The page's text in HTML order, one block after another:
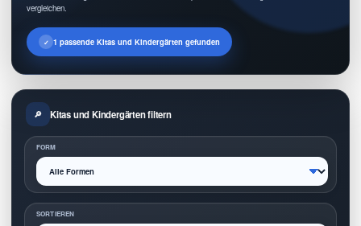
vergleichen.
1 passende Kitas und Kindergärten gefunden
Kitas und Kindergärten filtern
FORM
SORTIEREN